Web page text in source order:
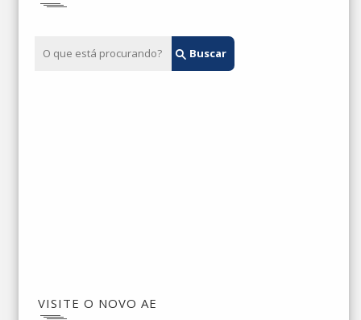
VISITE O NOVO AE